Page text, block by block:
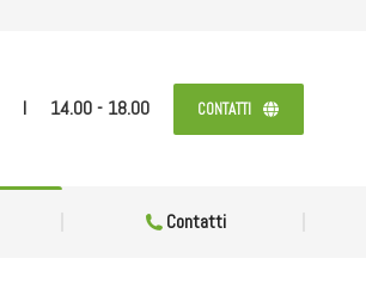
I 14.00 - 18.00 CONTATTI
Contatti